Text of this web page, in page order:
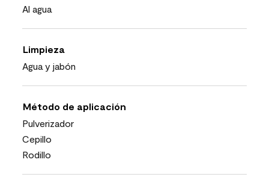
Al agua
Limpieza
Agua y jabón
Método de aplicación
Pulverizador
Cepillo
Rodillo